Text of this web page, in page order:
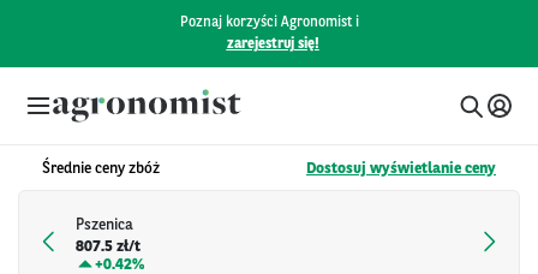
Poznaj korzyści Agronomist i
zarejestruj się!
Średnie ceny zbóż Dostosuj wyświetlanie ceny
Pszenica
807.5 zł/t
+0.42%